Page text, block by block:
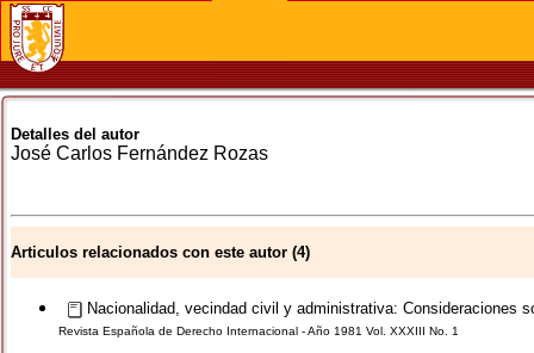
Detalles del autor
José Carlos Fernández Rozas
Articulos relacionados con este autor (4)
Nacionalidad, vecindad civil y administrativa: Consideraciones
Revista Española de Derecho Internacional - Año 1981 Vol. XXXIII No. 1